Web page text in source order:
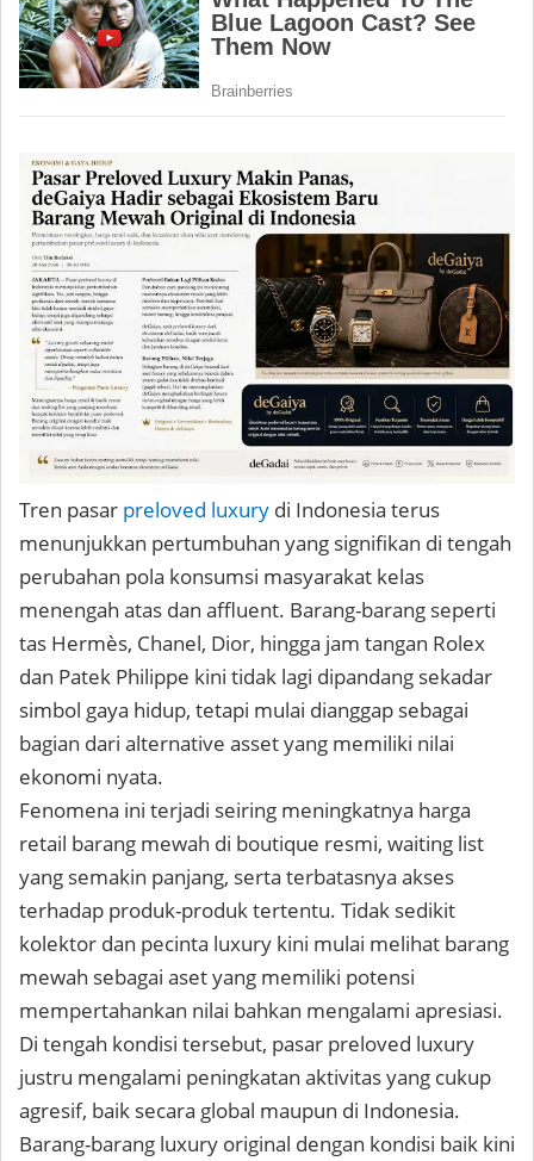
Tren pasar preloved luxury di Indonesia terus
menunjukkan pertumbuhan yang signifikan di tengah
perubahan pola konsumsi masyarakat kelas
menengah atas dan affluent. Barang-barang seperti
tas Hermès, Chanel, Dior, hingga jam tangan Rolex
dan Patek Philippe kini tidak lagi dipandang sekadar
simbol gaya hidup, tetapi mulai dianggap sebagai
bagian dari alternative asset yang memiliki nilai
ekonomi nyata.
Fenomena ini terjadi seiring meningkatnya harga
retail barang mewah di boutique resmi, waiting list
yang semakin panjang, serta terbatasnya akses
terhadap produk-produk tertentu. Tidak sedikit
kolektor dan pecinta luxury kini mulai melihat barang
mewah sebagai aset yang memiliki potensi
mempertahankan nilai bahkan mengalami apresiasi.
Di tengah kondisi tersebut, pasar preloved luxury
justru mengalami peningkatan aktivitas yang cukup
agresif, baik secara global maupun di Indonesia.
Barang-barang luxury original dengan kondisi baik kini